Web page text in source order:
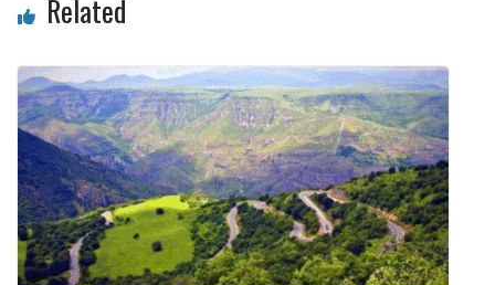
Related